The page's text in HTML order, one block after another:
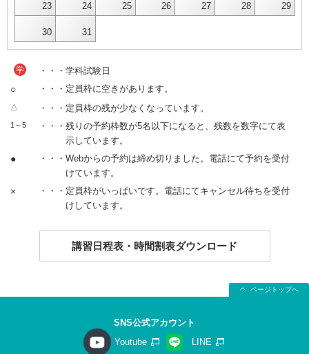
23 24 25 26 27 28 29
30 31
学 ・・・学科試験日
○ ・・・定員枠に空きがあります。
△ ・・・定員枠の残が少なくなっています。
1～5
・・・残りの予約枠数が5名以下になると、残数を数字にて表
示しています。
●
・・・Webからの予約は締め切りました。電話にて予約を受付
けています。
×
・・・定員枠がいっぱいです。電話にてキャンセル待ちを受付
けしています。
講習日程表・時間割表ダウンロード
ページトップへ
SNS公式アカウント
Youtube
LINE